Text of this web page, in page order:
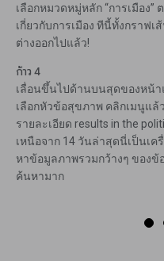
เลือกหมวดหมู่หลัก “การเมือง
เกี่ยวกับการเมือง ทีนี้ทั้งกราฟ
ต่างออกไปแล้ว!
ก้าว 4
เลื่อนขึ้นไปด้านบนสุดของหน้า
เลือกหัวข้อสุขภาพ คลิกเมนูแล้
รายละเอียด results in the
เหนือจาก 14 วันล่าสุดนี่เป็นเ
หาข้อมูลภาพรวมกว้างๆ ของข้
ค้นหามาก